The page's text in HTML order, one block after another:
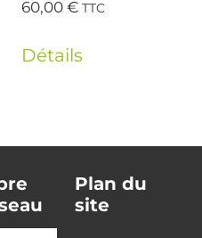
60,00€ TTC
Détails
Plan du
site